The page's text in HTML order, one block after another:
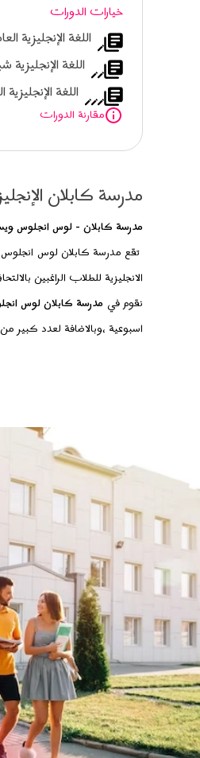
خيارات الدورات
اللغة الإنجليزية
اللغة
اللغة
مقارنة الدورات
مدرسة كابلان
مدرسة كابلان - لوس انجلوس
تقع مدرسة كابلانلوس انجلوس
الانجليزية للطلاب الراغبين
نقوم في مدرسة كابلانلوس
اسبوعية ،وبالاضافة لعدد كبير
فعند دراستك معنا في هذه
مدرسة كابلان
منها العربية و التركية و
والتركي والعربي،
وبالإضافة لقائمة الرحلات
تتميز
مدرسة كابلان لوس
لا تتردد بالاتصال بنا واحجز
احصل على سعر خاص الآن.